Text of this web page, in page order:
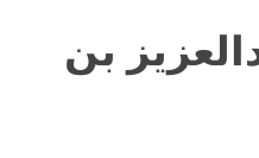
بن